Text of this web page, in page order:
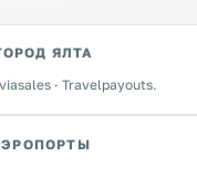
ЯЛТА
· Travelpayouts.